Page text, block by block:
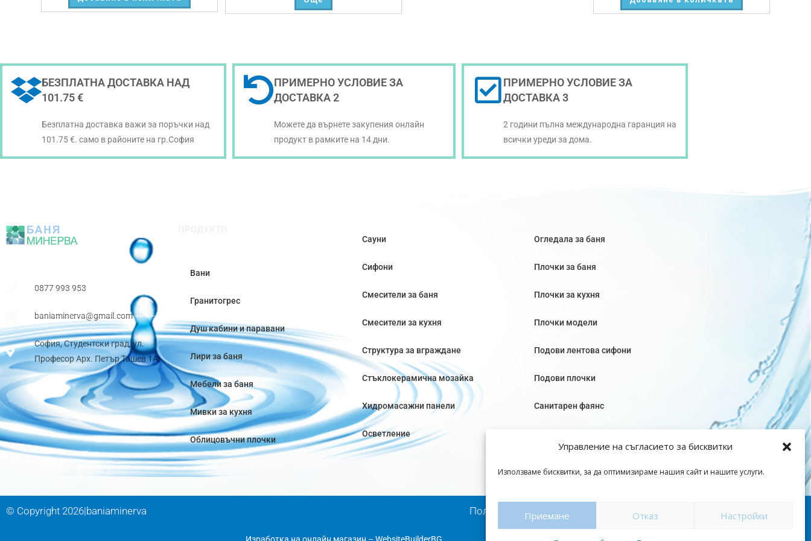
Управление на съгласието за бисквитки
Използваме бисквитки, за да оптимизираме нашия сайт и нашите услуги.
Приемане Отказ Настройки
БЕЗПЛАТНА ДОСТАВКА НАД
101.75 €
Безплатна доставка важи за поръчки над
101.75 €. само в районите на гр.София
ПРИМЕРНО УСЛОВИЕ ЗА
ДОСТАВКА 2
Можете да върнете закупения онлайн
продукт в рамките на 14 дни.
ПРИМЕРНО УСЛОВИЕ ЗА
ДОСТАВКА 3
2 години пълна международна гаранция на
всички уреди за дома.
0877 993 953
baniaminerva@gmail.com
София, Студентски град, ул.
Професор Арх. Петър Ташев 1А
Вани
Гранитогрес
Душ кабини и паравани
Лири за баня
Мебели за баня
Мивки за кухня
Облицовъчни плочки
Сауни
Сифони
Смесители за баня
Смесители за кухня
Структура за вграждане
Стъклокерамична мозайка
Хидромасажни панели
Осветление
Огледала за баня
Плочки за баня
Плочки за кухня
Плочки модели
Подови лентова сифони
Подови плочки
Санитарен фаянс
© Copyright 2026|baniaminerva Политика за поверителност Общи условия